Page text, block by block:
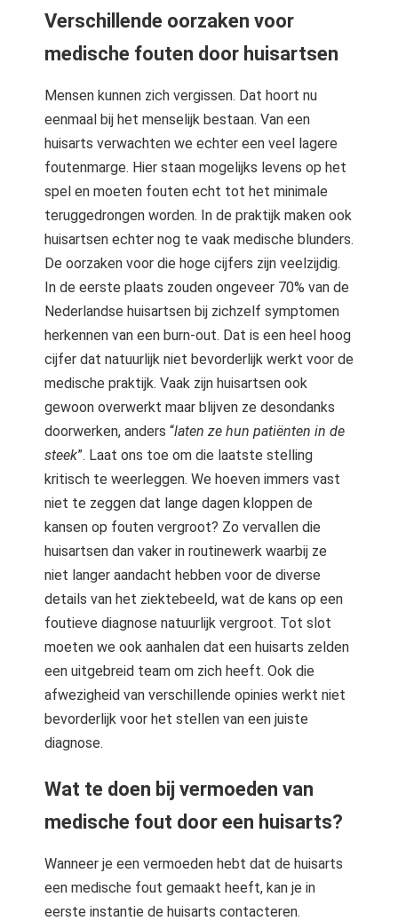
Verschillende oorzaken voor
medische fouten door huisartsen
Mensen kunnen zich vergissen. Dat hoort nu
eenmaal bij het menselijk bestaan. Van een
huisarts verwachten we echter een veel lagere
foutenmarge. Hier staan mogelijks levens op het
spel en moeten fouten echt tot het minimale
teruggedrongen worden. In de praktijk maken ook
huisartsen echter nog te vaak medische blunders.
De oorzaken voor die hoge cijfers zijn veelzijdig.
In de eerste plaats zouden ongeveer 70% van de
Nederlandse huisartsen bij zichzelf symptomen
herkennen van een burn-out. Dat is een heel hoog
cijfer dat natuurlijk niet bevorderlijk werkt voor de
medische praktijk. Vaak zijn huisartsen ook
gewoon overwerkt maar blijven ze desondanks
doorwerken, anders “laten ze hun patiënten in de
steek”. Laat ons toe om die laatste stelling
kritisch te weerleggen. We hoeven immers vast
niet te zeggen dat lange dagen kloppen de
kansen op fouten vergroot? Zo vervallen die
huisartsen dan vaker in routinewerk waarbij ze
niet langer aandacht hebben voor de diverse
details van het ziektebeeld, wat de kans op een
foutieve diagnose natuurlijk vergroot. Tot slot
moeten we ook aanhalen dat een huisarts zelden
een uitgebreid team om zich heeft. Ook die
afwezigheid van verschillende opinies werkt niet
bevorderlijk voor het stellen van een juiste
diagnose.
Wat te doen bij vermoeden van
medische fout door een huisarts?
Wanneer je een vermoeden hebt dat de huisarts
een medische fout gemaakt heeft, kan je in
eerste instantie de huisarts contacteren.